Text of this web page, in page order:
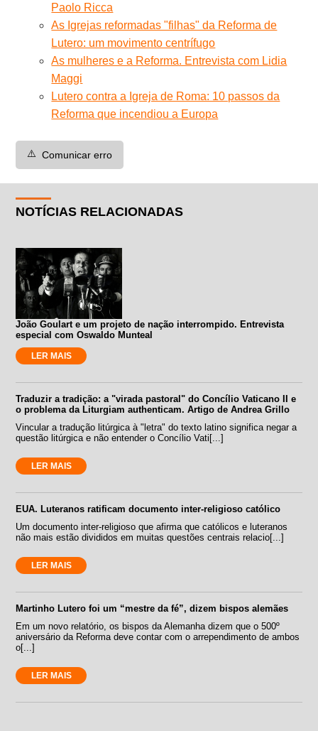
Paolo Ricca
As Igrejas reformadas "filhas" da Reforma de
Lutero: um movimento centrífugo
As mulheres e a Reforma. Entrevista com Lidia
Maggi
Lutero contra a Igreja de Roma: 10 passos da
Reforma que incendiou a Europa
⚠️ Comunicar erro
NOTÍCIAS RELACIONADAS
João Goulart e um projeto de nação interrompido. Entrevista
especial com Oswaldo Munteal
LER MAIS
Traduzir a tradição: a "virada pastoral" do Concílio Vaticano II e
o problema da Liturgiam authenticam. Artigo de Andrea Grillo
Vincular a tradução litúrgica à "letra" do texto latino significa negar a
questão litúrgica e não entender o Concílio Vati[...]
LER MAIS
EUA. Luteranos ratificam documento inter-religioso católico
Um documento inter-religioso que afirma que católicos e luteranos
não mais estão divididos em muitas questões centrais relacio[...]
LER MAIS
Martinho Lutero foi um “mestre da fé”, dizem bispos alemães
Em um novo relatório, os bispos da Alemanha dizem que o 500º
aniversário da Reforma deve contar com o arrependimento de ambos
o[...]
LER MAIS